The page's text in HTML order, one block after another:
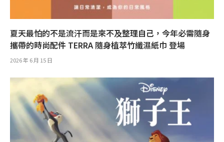
夏天最怕的不是流汗而是來不及整理自己，今年必需隨身
攜帶的時尚配件 TERRA 隨身植萃竹纖濕紙巾 登場
2026 年 6 月 15 日